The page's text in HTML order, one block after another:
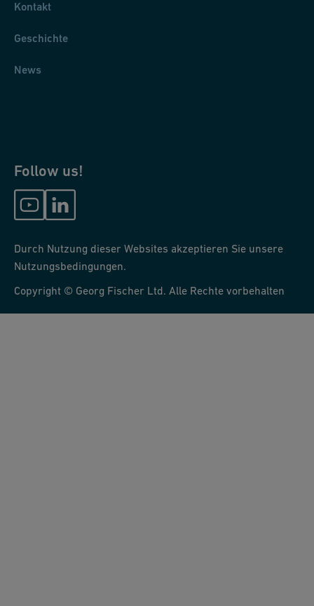
Kontakt
Geschichte
News
Follow us!
Durch Nutzung dieser Websites akzeptieren Sie unsere
Nutzungsbedingungen.
Copyright © Georg Fischer Ltd. Alle Rechte vorbehalten